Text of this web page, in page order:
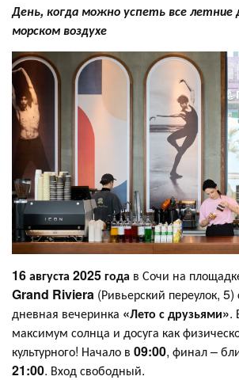
День, когда можно успеть все летние
морском воздухе
16 августа 2025 года в Сочи на
Grand Riviera (Ривьерский переулок,
дневная вечеринка «Лето с друзьями».
максимум солнца и досуга как
культурного! Начало в 09:00, финал –
21:00. Вход свободный.